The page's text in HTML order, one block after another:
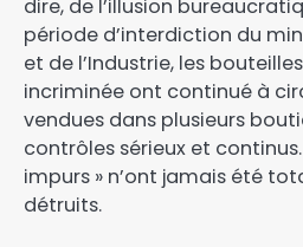
dire, de l’illusion
période d’interdiction du
et de l’Industrie, les
incriminée ont continué à
vendues dans plusieurs
contrôles sérieux et continus.
impurs » n’ont jamais été
détruits.